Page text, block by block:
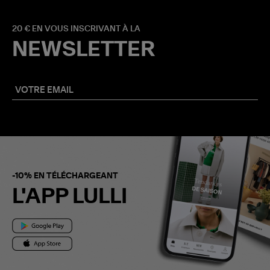
20 € EN VOUS INSCRIVANT À LA
NEWSLETTER
-10% EN TÉLÉCHARGEANT
L'APP LULLI